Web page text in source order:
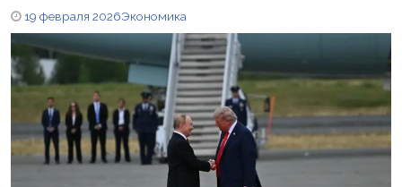
19 февраля 2026Экономика